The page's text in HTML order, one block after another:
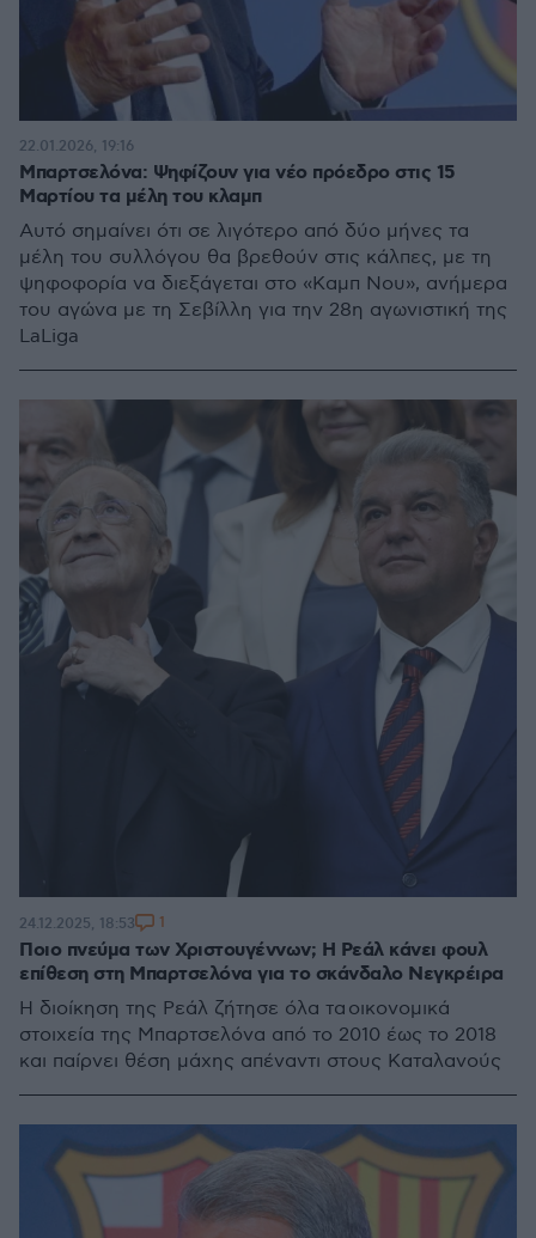
Μπαρτσελόνα: Ψηφίζουν για νέο πρόεδρο στις 15
Μαρτίου τα μέλη του κλαμπ
Αυτό σημαίνει ότι σε λιγότερο από δύο μήνες τα
μέλη του συλλόγου θα βρεθούν στις κάλπες, με τη
ψηφοφορία να διεξάγεται στο «Καμπ Νου», ανήμερα
του αγώνα με τη Σεβίλλη για την 28η αγωνιστική της
LaLiga
22.01.2026, 19:16
Ποιο πνεύμα των Χριστουγέννων; Η Ρεάλ κάνει φουλ
επίθεση στη Μπαρτσελόνα για το σκάνδαλο Νεγκρέιρα
Η διοίκηση της Ρεάλ ζήτησε όλα τα οικονομικά
στοιχεία της Μπαρτσελόνα από το 2010 έως το 2018
και παίρνει θέση μάχης απέναντι στους Καταλανούς
24.12.2025, 18:53 1